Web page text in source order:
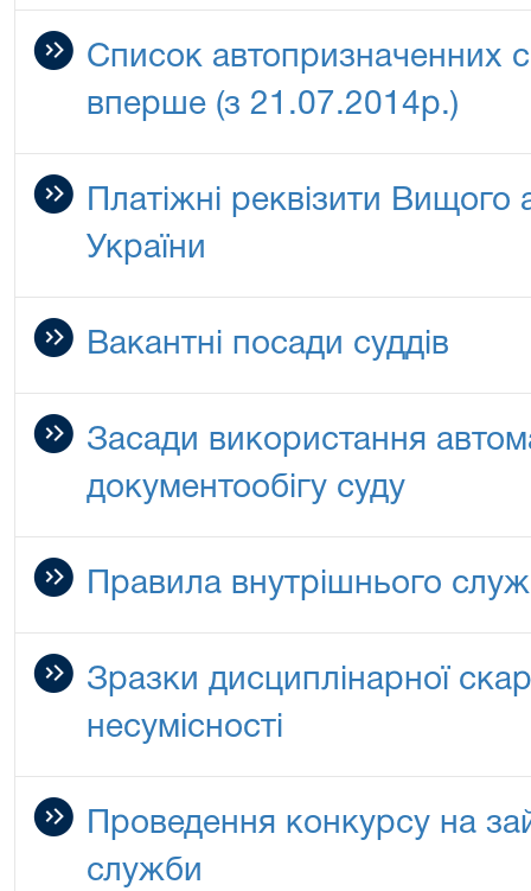
Список автопризначенних
вперше (з 21.07.2014р.)
Платіжні реквізити Вищого
України
Вакантні посади суддів
Засади використання
документообігу суду
Правила внутрішнього
Зразки дисциплінарної
несумісності
Проведення конкурсу на
служби